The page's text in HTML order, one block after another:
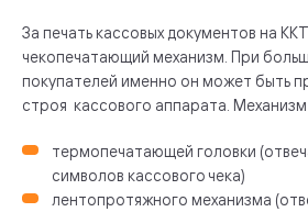
За печать кассовых документов на
чекопечатающий механизм. При
покупателей именно он может быть
строя кассового аппарата.
термопечатающей головки
символов кассового чека)
лентопротяжного механизма